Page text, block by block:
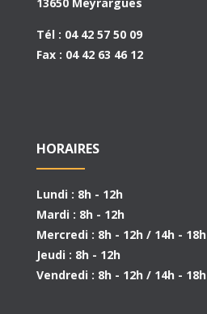
Tél : 04 42 57 50 09
Fax : 04 42 63 46 12
HORAIRES
Lundi : 8h - 12h
Mardi : 8h - 12h
Mercredi : 8h - 12h / 14h - 18h
Jeudi : 8h - 12h
Vendredi : 8h - 12h / 14h - 18h